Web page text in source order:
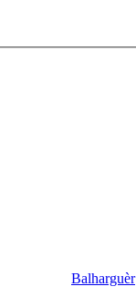
Balharguèr